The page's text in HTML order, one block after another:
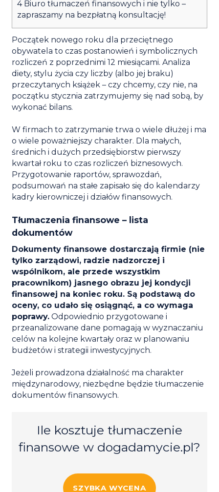
4Biuro tłumaczeń finansowych i nie tylko –
zapraszamy na bezpłatną konsultację!
Początek nowego roku dla przeciętnego
obywatela to czas postanowień i symbolicznych
rozliczeń z poprzednimi 12 miesiącami. Analiza
diety, stylu życia czy liczby (albo jej braku)
przeczytanych książek – czy chcemy, czy nie, na
początku stycznia zatrzymujemy się nad sobą, by
wykonać bilans.
W firmach to zatrzymanie trwa o wiele dłużej i ma
o wiele poważniejszy charakter. Dla małych,
średnich i dużych przedsiębiorstw pierwszy
kwartał roku to czas rozliczeń biznesowych.
Przygotowanie raportów, sprawozdań,
podsumowań na stałe zapisało się do kalendarzy
kadry kierowniczej i działów finansowych.
Tłumaczenia finansowe – lista
dokumentów
Dokumenty finansowe dostarczają firmie (nie
tylko zarządowi, radzie nadzorczej i
wspólnikom, ale przede wszystkim
pracownikom) jasnego obrazu jej kondycji
finansowej na koniec roku. Są podstawą do
oceny, co udało się osiągnąć, a co wymaga
poprawy. Odpowiednio przygotowane i
przeanalizowane dane pomagają w wyznaczaniu
celów na kolejne kwartały oraz w planowaniu
budżetów i strategii inwestycyjnych.
Jeżeli prowadzona działalność ma charakter
międzynarodowy, niezbędne będzie tłumaczenie
dokumentów finansowych.
Ile kosztuje tłumaczenie
finansowe w dogadamycie.pl?
SZYBKA WYCENA